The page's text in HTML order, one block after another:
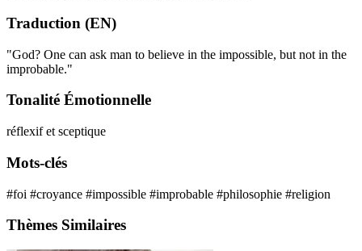
Traduction (EN)
"God? One can ask man to believe in the impossible, but not in the
improbable."
Tonalité Émotionnelle
réflexif et sceptique
Mots-clés
#foi #croyance #impossible #improbable #philosophie #religion
Thèmes Similaires